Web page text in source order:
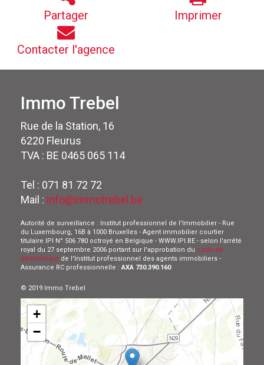
Partager Imprimer
Contacter l'agence
Immo Trebel
Rue de la Station, 16
6220 Fleurus
TVA : BE 0465 065 114
Tel : 071 81 72 72
Mail : info@immotrebel.be
Autorité de surveillance : Institut professionnel de l'Immobilier - Rue
du Luxembourg, 16B à 1000 Bruxelles - Agent immobilier courtier
titulaire IPI N° 506 780 octroyé en Belgique - WWW.IPI.BE - selon l'arrêté
royal du 27 septembre 2006 portant sur l'approbation du code de
déontologie de l'Institut professionnel des agents immobiliers -
Assurance RC professionnelle :AXA 730.390.160
© 2019 Immo Trebel
+
−